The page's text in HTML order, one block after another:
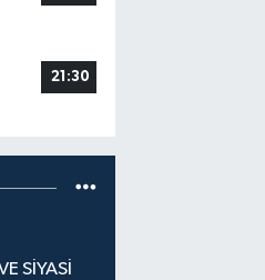
21:30
SİYASİ